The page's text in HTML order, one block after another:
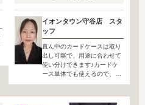
イオンタウン守谷店 スタ
ッフ
真ん中のカードケースは取り
出し可能で、用途に合わせて
使い分けできます♪カードケ
ース単体でも使えるので、ち